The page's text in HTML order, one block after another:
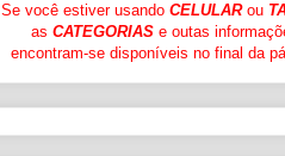
Se você estiver usando CELULARou
as CATEGORIASe outas
encontram-se disponíveis no final da